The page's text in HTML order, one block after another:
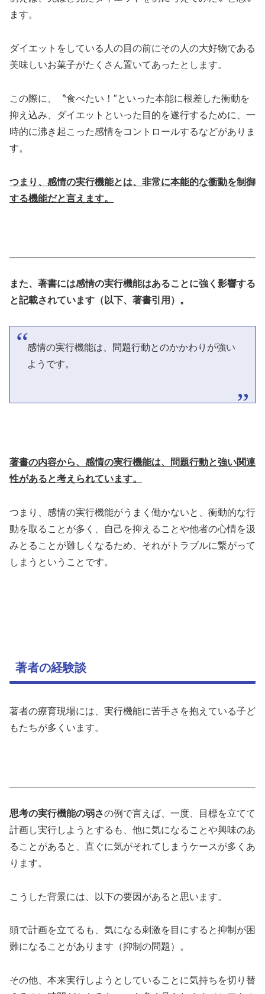
ます。
ダイエットをしている人の目の前にその人の大好物である
美味しいお菓子がたくさん置いてあったとします。
この際に、〝食べたい！″といった本能に根差した衝動を
抑え込み、ダイエットといった目的を遂行するために、一
時的に沸き起こった感情をコントロールするなどがありま
す。
つまり、感情の実行機能とは、非常に本能的な衝動を制御
する機能だと言えます。
また、著書には感情の実行機能はあることに強く影響する
と記載されています（以下、著書引用）。
感情の実行機能は、問題行動とのかかわりが強い
ようです。
著書の内容から、感情の実行機能は、問題行動と強い関連
性があると考えられています。
つまり、感情の実行機能がうまく働かないと、衝動的な行
動を取ることが多く、自己を抑えることや他者の心情を汲
みとることが難しくなるため、それがトラブルに繋がって
しまうということです。
著者の経験談
著者の療育現場には、実行機能に苦手さを抱えている子ど
もたちが多くいます。
思考の実行機能の弱さの例で言えば、一度、目標を立てて
計画し実行しようとするも、他に気になることや興味のあ
ることがあると、直ぐに気がそれてしまうケースが多くあ
ります。
こうした背景には、以下の要因があると思います。
頭で計画を立てるも、気になる刺激を目にすると抑制が困
難になることがあります（抑制の問題）。
その他、本来実行しようとしていることに気持ちを切り替